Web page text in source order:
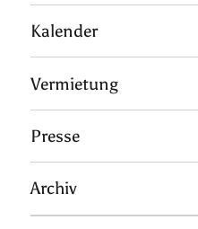
Kalender
Vermietung
Presse
Archiv